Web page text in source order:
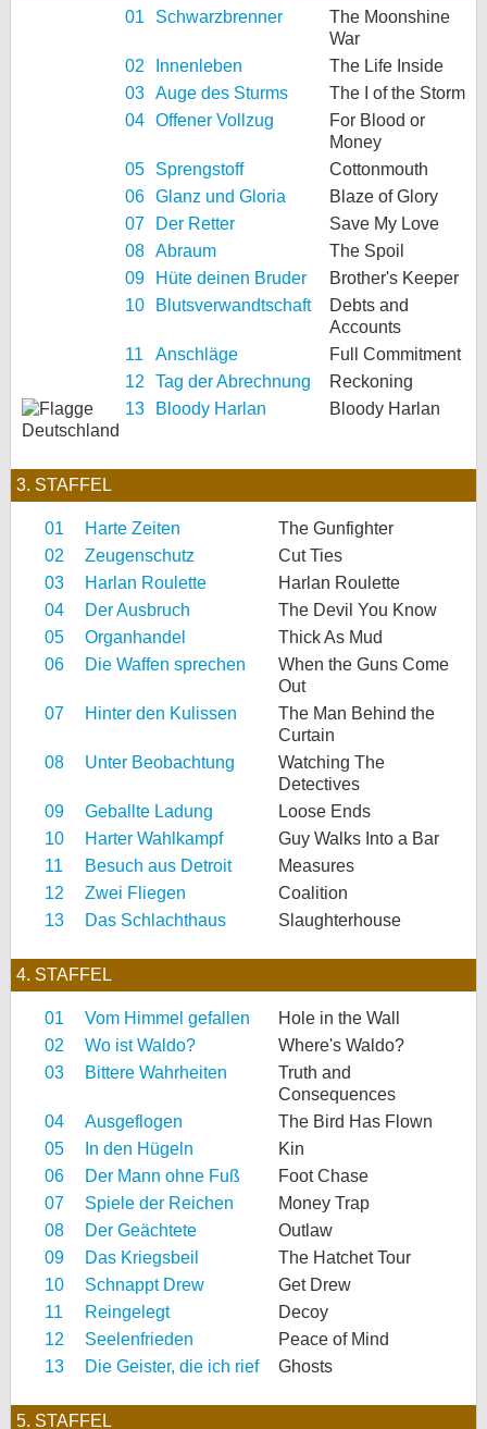
01 Schwarzbrenner
The Moonshine
War
02
Innenleben
The Life Inside
03 Auge des Sturms
The I of the Storm
04 Offener Vollzug
For Blood or
Money
05
Sprengstoff
Cottonmouth
06 Glanz und Gloria
Blaze of Glory
07
Der Retter
Save My Love
08 Abraum
The Spoil
09
Hüte deinen Bruder
Brother's Keeper
10
Blutsverwandtschaft
Debts and
Accounts
11
Anschläge
Full Commitment
12
Tag der Abrechnung
Reckoning
13
Bloody Harlan Bloody Harlan
3. STAFFEL
01 Harte Zeiten
The Gunfighter
02
Zeugenschutz
Cut Ties
03
Harlan Roulette
Harlan Roulette
04
Der Ausbruch
The Devil You Know
05
Organhandel
Thick As Mud
06
Die Waffen sprechen
When the Guns Come
Out
07
Hinter den Kulissen
The Man Behind the
Curtain
08
Unter Beobachtung
Watching The
Detectives
09
Geballte Ladung
Loose Ends
10
Harter Wahlkampf
Guy Walks Into a Bar
11
Besuch aus Detroit
Measures
12
Zwei Fliegen
Coalition
13
Das Schlachthaus Slaughterhouse
4. STAFFEL
01 Vom Himmel gefallen
Hole in the Wall
02
Wo ist Waldo?
Where's Waldo?
03
Bittere Wahrheiten
Truth and
Consequences
04
Ausgeflogen
The Bird Has Flown
05
In den Hügeln
Kin
06
Der Mann ohne Fuß
Foot Chase
07
Spiele der Reichen
Money Trap
08
Der Geächtete
Outlaw
09
Das Kriegsbeil
The Hatchet Tour
10
Schnappt Drew
Get Drew
11
Reingelegt
Decoy
12
Seelenfrieden
Peace of Mind
13
Die Geister, die ich rief Ghosts
5. STAFFEL